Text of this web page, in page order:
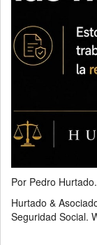
Por Pedro
Hurtado &
Seguridad Social.